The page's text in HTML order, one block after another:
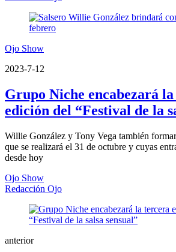
Ojo Show
2023-7-12
Grupo Niche encabezará
edición del “Festival de la
Willie González y Tony Vega también
que se realizará el 31 de octubre y cuyas
desde hoy
Ojo Show
Redacción Ojo
anterior